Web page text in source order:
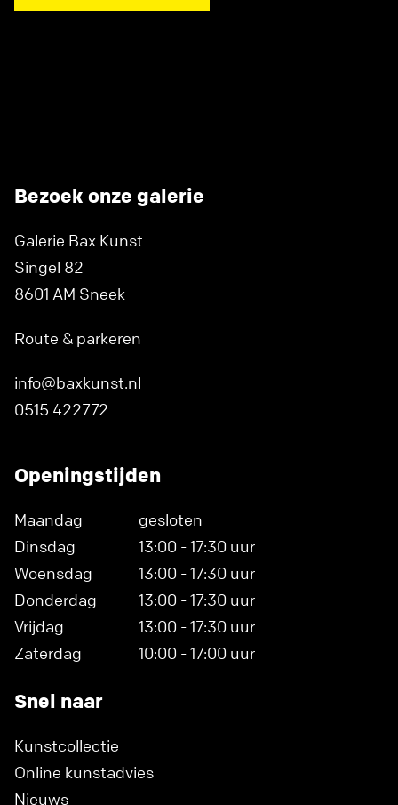
Bezoek onze galerie
Galerie Bax Kunst
Singel 82
8601 AM Sneek
Route & parkeren
info@baxkunst.nl
0515 422772
Openingstijden
Maandag
gesloten
Dinsdag
13:00 - 17:30 uur
Woensdag
13:00 - 17:30 uur
Donderdag
13:00 - 17:30 uur
Vrijdag
13:00 - 17:30 uur
Zaterdag
10:00 - 17:00 uur
Snel naar
Kunstcollectie
Online kunstadvies
Nieuws